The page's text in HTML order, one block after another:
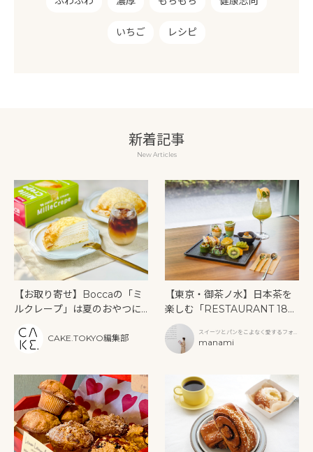
いちご レシピ
新着記事
New Articles
【お取り寄せ】Boccaの「ミ
ルクレープ」は夏のおやつに
CAKE.TOKYO編集部
【東京・御茶ノ水】日本茶を
楽しむ「RESTAURANT 189
9 OCHANOMIZU」の抹茶ア
フタヌーンティーと新作クリ
ームソーダ
スイーツとパンをこよなく愛するフォト
グラファー
manami